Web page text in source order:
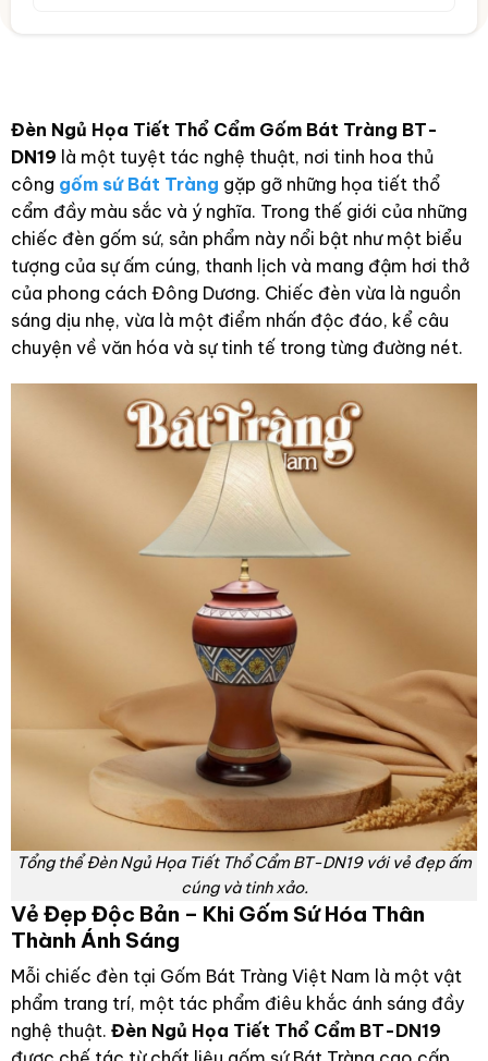
Đèn Ngủ Họa Tiết Thổ Cẩm Gốm Bát Tràng BT-
DN19 là một tuyệt tác nghệ thuật, nơi tinh hoa thủ
công gốm sứ Bát Tràng gặp gỡ những họa tiết thổ
cẩm đầy màu sắc và ý nghĩa. Trong thế giới của những
chiếc đèn gốm sứ, sản phẩm này nổi bật như một biểu
tượng của sự ấm cúng, thanh lịch và mang đậm hơi thở
của phong cách Đông Dương. Chiếc đèn vừa là nguồn
sáng dịu nhẹ, vừa là một điểm nhấn độc đáo, kể câu
chuyện về văn hóa và sự tinh tế trong từng đường nét.
Tổng thể Đèn Ngủ Họa Tiết Thổ Cẩm BT-DN19 với vẻ đẹp ấm
cúng và tinh xảo.
Vẻ Đẹp Độc Bản – Khi Gốm Sứ Hóa Thân
Thành Ánh Sáng
Mỗi chiếc đèn tại Gốm Bát Tràng Việt Nam là một vật
phẩm trang trí, một tác phẩm điêu khắc ánh sáng đầy
nghệ thuật. Đèn Ngủ Họa Tiết Thổ Cẩm BT-DN19